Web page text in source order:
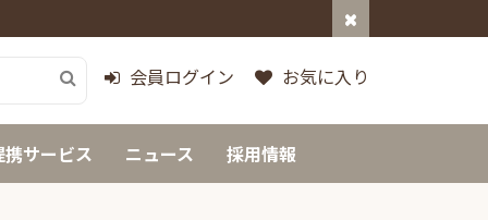
会員ログイン お気に入り
携サービス ニュース 採用情報